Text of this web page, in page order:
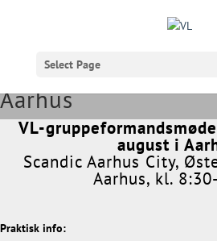
Select Page
VL-
Aarhus
VL-
august i
Scandic Aarhus City,
Aarhus, kl.
Praktisk info: